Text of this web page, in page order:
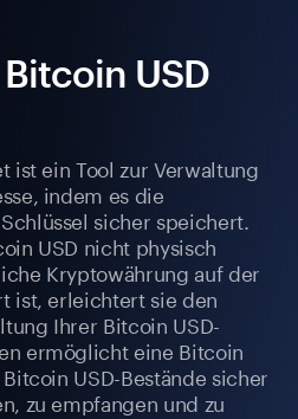
USD
ist ein Tool zur Verwaltung
indem es die
sicher speichert.
USD nicht physisch
Kryptowährung auf der
ist, erleichtert sie den
Ihrer Bitcoin USD-
ermöglicht eine Bitcoin
USD-Bestände sicher
zu empfangen und zu